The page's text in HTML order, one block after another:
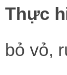
Thực
bỏ vỏ,